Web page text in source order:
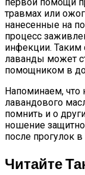
травмах или
нанесенные на
процесс
инфекции. Таким
лаванды может
помощником в
Напоминаем, что
лавандового
помнить и о
ношение
после прогулок
Читайте